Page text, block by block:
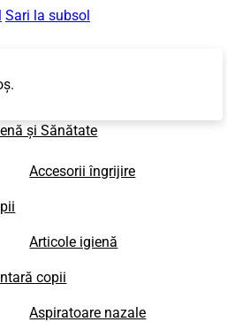
Sari la subsol
și Sănătate
Accesorii îngrijire
Articole igienă
copii
Aspiratoare nazale